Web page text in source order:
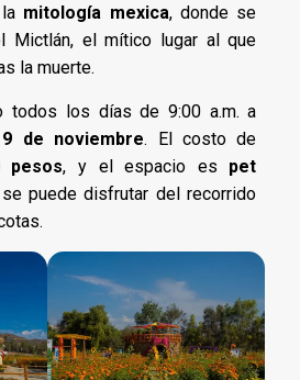
mitología mexica, donde se
Mictlán, el mítico lugar al que
la muerte.
todos los días de 9:00 a.m. a
9 de noviembre. El costo de
pesos, y el espacio es pet
puede disfrutar del recorrido